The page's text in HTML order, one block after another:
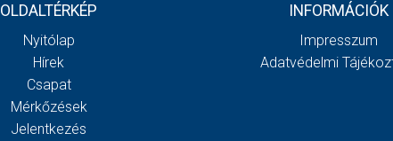
OLDALTÉRKÉP
Nyitólap
Hírek
Csapat
Mérkőzések
Jelentkezés
INFORMÁCIÓK
Impresszum
Adatvédelmi